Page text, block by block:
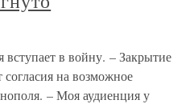
вступает в войну. – Закрытие
на возможное
– Моя аудиенция у